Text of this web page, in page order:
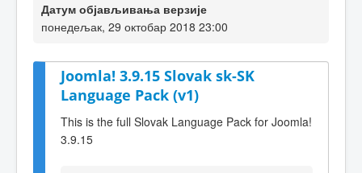
Датум објављивања верзије
понедељак, 29 октобар 2018 23:00
Joomla! 3.9.15 Slovak sk-SK
Language Pack (v1)
This is the full Slovak Language Pack for Joomla!
3.9.15